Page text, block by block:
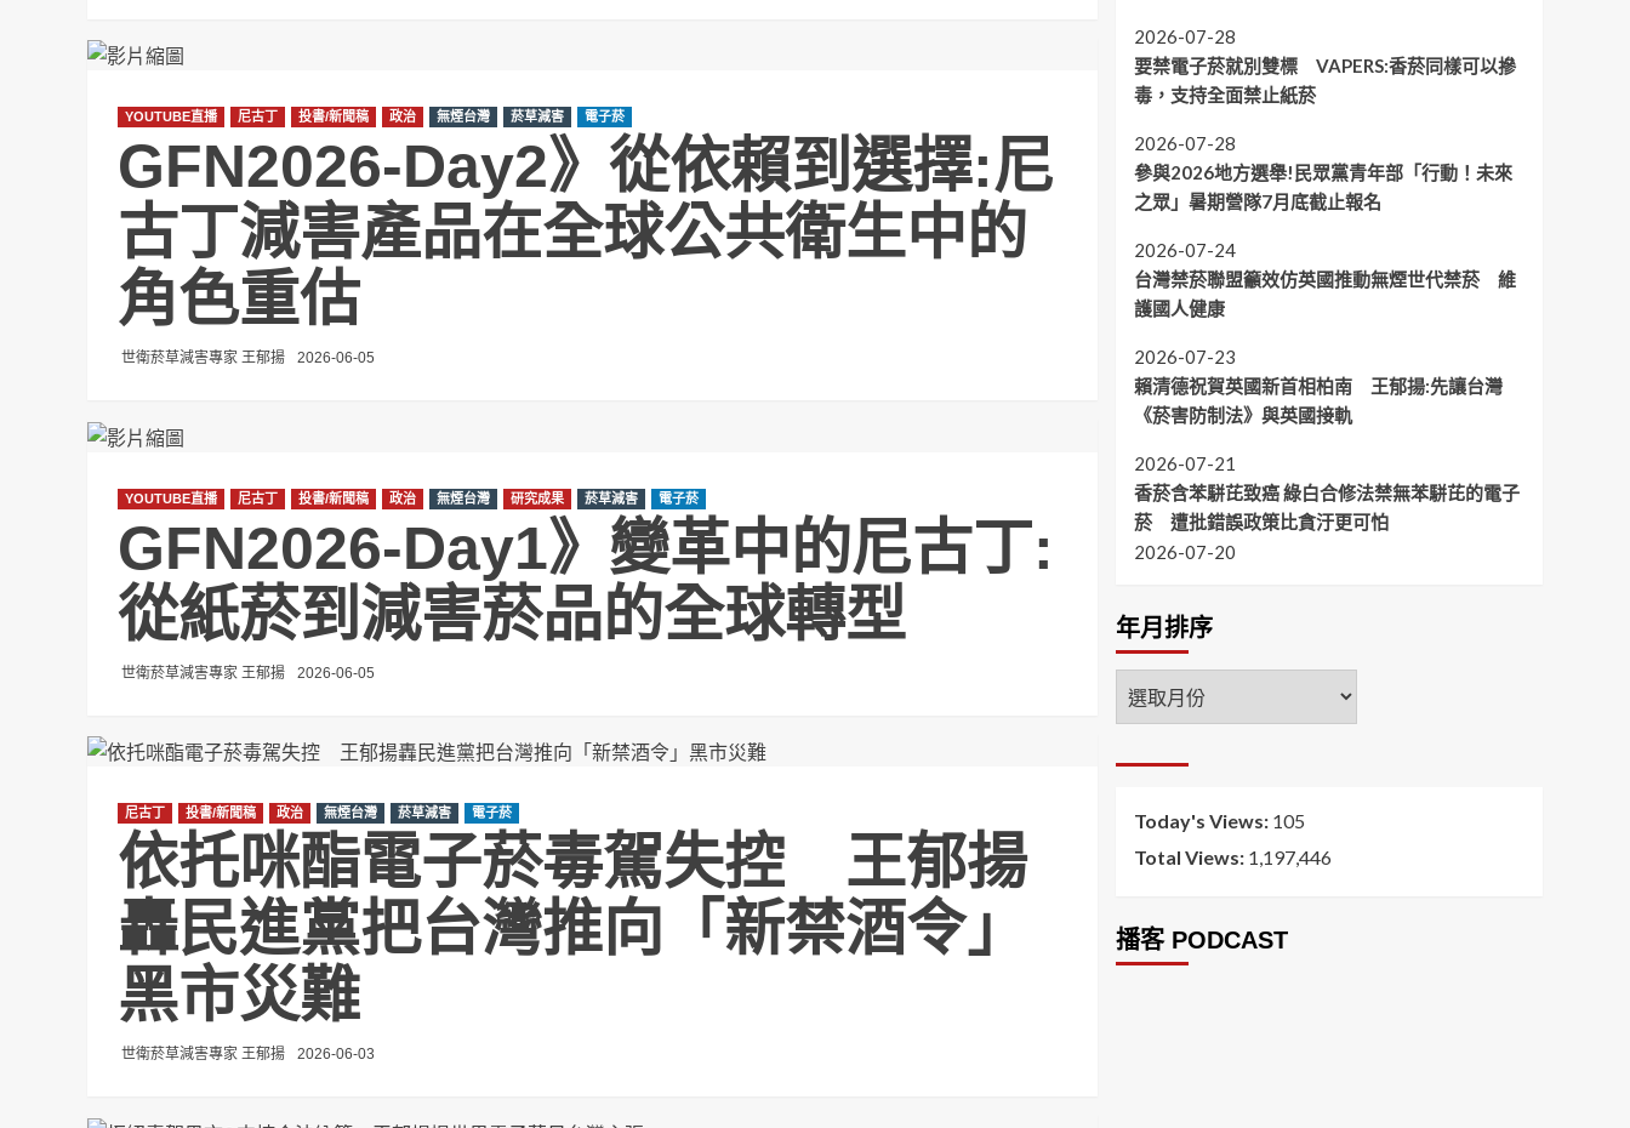
YOUTUBE直播 尼古丁 投書/新聞稿 政治 無煙台灣 菸草減害 電子菸
GFN2026-Day2》從依賴到選擇:尼
古丁減害產品在全球公共衛生中的
角色重估
世衛菸草減害專家 王郁揚 2026-06-05
YOUTUBE直播 尼古丁 投書/新聞稿 政治 無煙台灣 研究成果 菸草減害 電子菸
GFN2026-Day1》變革中的尼古丁:
從紙菸到減害菸品的全球轉型
世衛菸草減害專家 王郁揚 2026-06-05
尼古丁 投書/新聞稿 政治 無煙台灣 菸草減害 電子菸
依托咪酯電子菸毒駕失控 王郁揚
轟民進黨把台灣推向「新禁酒令」
黑市災難
世衛菸草減害專家 王郁揚 2026-06-03
2026-07-28
要禁電子菸就別雙標 VAPERS:香菸同樣可以摻
毒，支持全面禁止紙菸
2026-07-28
參與2026地方選舉!民眾黨青年部「行動！未來
之眾」暑期營隊7月底截止報名
2026-07-24
台灣禁菸聯盟籲效仿英國推動無煙世代禁菸 維
護國人健康
2026-07-23
賴清德祝賀英國新首相柏南 王郁揚:先讓台灣
《菸害防制法》與英國接軌
2026-07-21
香菸含苯駢芘致癌 綠白合修法禁無苯駢芘的電子
菸 遭批錯誤政策比貪汙更可怕
2026-07-20
年月排序
年
月
序
Today's Views: 105
Total Views: 1,197,446
播客 PODCAST